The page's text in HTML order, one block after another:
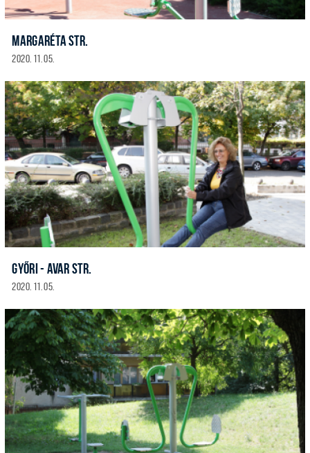
MARGARÉTA STR.
2020. 11. 05.
GYŐRI - AVAR STR.
2020. 11. 05.